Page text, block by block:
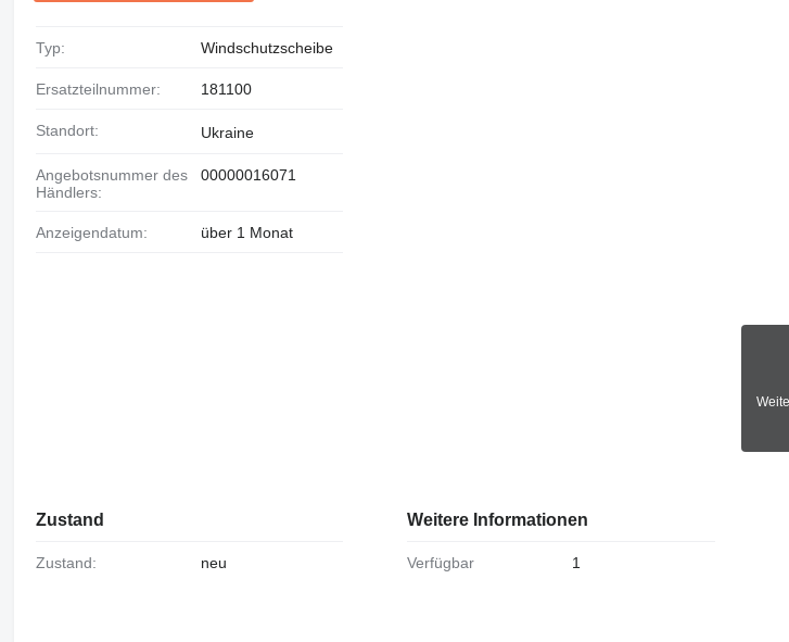
Typ: Windschutzscheibe
Ersatzteilnummer: 181100
Standort: Ukraine
Angebotsnummer des
Händlers:
00000016071
Anzeigendatum: über 1 Monat
Zustand
Zustand: neu
Weitere Informationen
Verfügbar 1